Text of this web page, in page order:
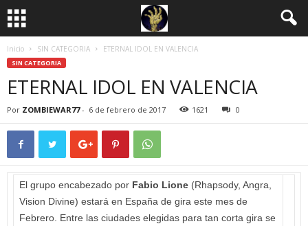
Inicio SIN CATEGORIA ETERNAL IDOL EN VALENCIA
SIN CATEGORIA
ETERNAL IDOL EN VALENCIA
Por ZOMBIEWAR77- 6 de febrero de 2017 1621 0
El grupo encabezado por Fabio Lione (Rhapsody, Angra,
Vision Divine) estará en España de gira este mes de
Febrero. Entre las ciudades elegidas para tan corta gira se